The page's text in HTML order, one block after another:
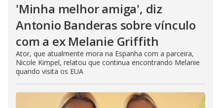
'Minha melhor amiga', diz
Antonio Banderas sobre vínculo
com a ex Melanie Griffith
Ator, que atualmente mora na Espanha com a parceira,
Nicole Kimpel, relatou que continua encontrando Melanie
quando visita os EUA